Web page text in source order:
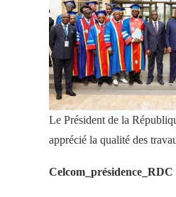
Le Président de la
apprécié la qualité des
Celcom_présidence_RDC